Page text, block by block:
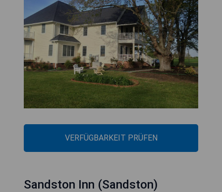
VERFÜGBARKEIT PRÜFEN
Sandston Inn (Sandston)